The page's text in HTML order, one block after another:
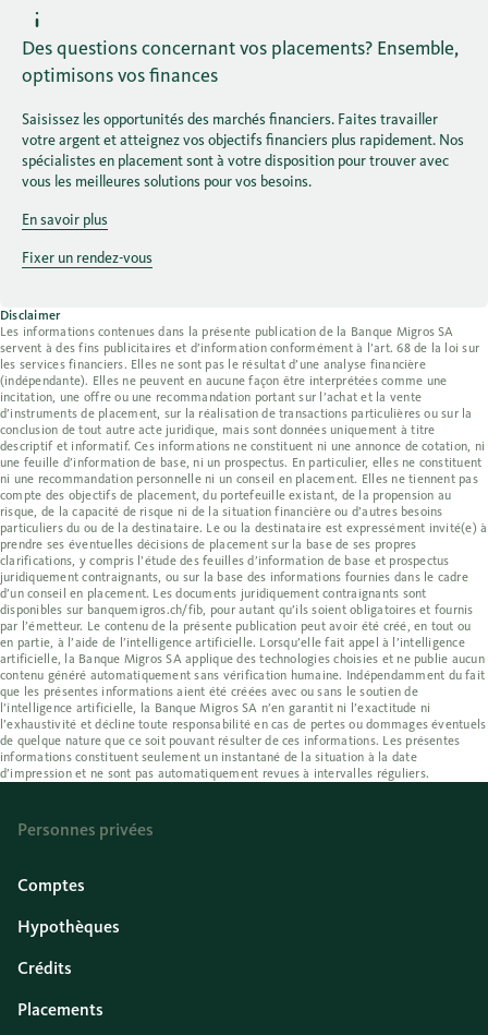
Des questions concernant vos placements? Ensemble,
optimisons vos finances
Saisissez les opportunités des marchés financiers. Faites travailler
votre argent et atteignez vos objectifs financiers plus rapidement. Nos
spécialistes en placement sont à votre disposition pour trouver avec
vous les meilleures solutions pour vos besoins.
En savoir plus
Fixer un rendez-vous
Disclaimer
Les informations contenues dans la présente publication de la Banque Migros SA
servent à des fins publicitaires et d’information conformément à l’art. 68 de la loi sur
les services financiers. Elles ne sont pas le résultat d’une analyse financière
(indépendante). Elles ne peuvent en aucune façon être interprétées comme une
incitation, une offre ou une recommandation portant sur l’achat et la vente
d’instruments de placement, sur la réalisation de transactions particulières ou sur la
conclusion de tout autre acte juridique, mais sont données uniquement à titre
descriptif et informatif. Ces informations ne constituent ni une annonce de cotation, ni
une feuille d’information de base, ni un prospectus. En particulier, elles ne constituent
ni une recommandation personnelle ni un conseil en placement. Elles ne tiennent pas
compte des objectifs de placement, du portefeuille existant, de la propension au
risque, de la capacité de risque ni de la situation financière ou d’autres besoins
particuliers du ou de la destinataire. Le ou la destinataire est expressément invité(e) à
prendre ses éventuelles décisions de placement sur la base de ses propres
clarifications, y compris l’étude des feuilles d’information de base et prospectus
juridiquement contraignants, ou sur la base des informations fournies dans le cadre
d’un conseil en placement. Les documents juridiquement contraignants sont
disponibles sur banquemigros.ch/fib, pour autant qu’ils soient obligatoires et fournis
par l’émetteur. Le contenu de la présente publication peut avoir été créé, en tout ou
en partie, à l’aide de l’intelligence artificielle. Lorsqu’elle fait appel à l’intelligence
artificielle, la Banque Migros SA applique des technologies choisies et ne publie aucun
contenu généré automatiquement sans vérification humaine. Indépendamment du fait
que les présentes informations aient été créées avec ou sans le soutien de
l’intelligence artificielle, la Banque Migros SA n’en garantit ni l’exactitude ni
l’exhaustivité et décline toute responsabilité en cas de pertes ou dommages éventuels
de quelque nature que ce soit pouvant résulter de ces informations. Les présentes
informations constituent seulement un instantané de la situation à la date
d’impression et ne sont pas automatiquement revues à intervalles réguliers.
Personnes privées
Comptes
Hypothèques
Crédits
Placements